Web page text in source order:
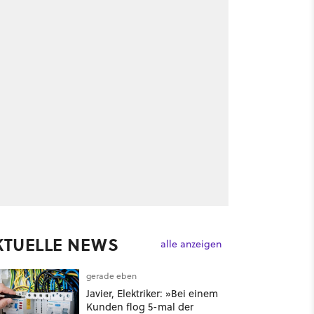
NEWS alle anzeigen
gerade eben
Javier, Elektriker: »Bei einem
Kunden flog 5-mal der